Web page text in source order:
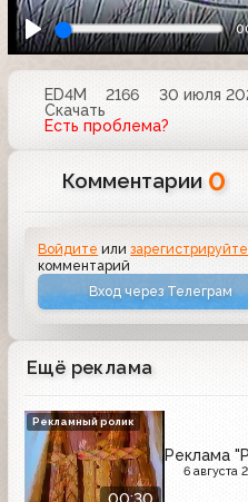
ED4M 2166
30 июля
Скачать
Есть проблема?
Комментарии 0
Войдите или
комментарий
Вход через Телеграм
Ещё реклама
Реклама
6 августа
Рекламный ролик